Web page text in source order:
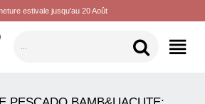
estivale jusqu'au 20 Août